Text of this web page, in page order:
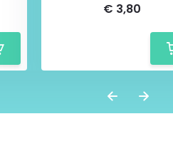
€ 3,80